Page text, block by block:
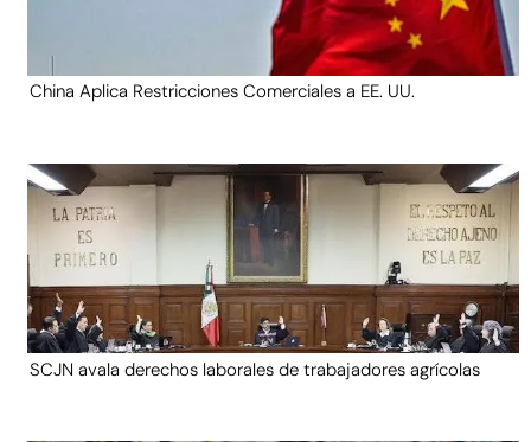
China Aplica Restricciones Comerciales a EE. UU.
SCJN avala derechos laborales de trabajadores agrícolas